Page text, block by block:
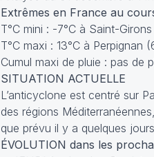
Extrêmes en France au
T°C mini : -7°C à Saint-
T°C maxi : 13°C à Perpignan
Cumul maxi de pluie : pas de
SITUATION ACTUELLE
L’anticyclone est centré sur
des régions
que prévu il y a quelques
ÉVOLUTION dans les